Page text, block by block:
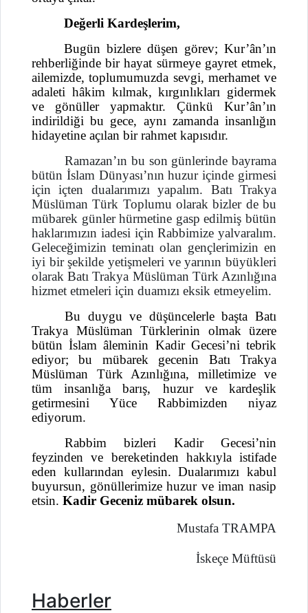
Değerli Kardeşlerim,
Bugün bizlere düşen görev; Kur’ân’ın
rehberliğinde bir hayat sürmeye gayret etmek,
ailemizde, toplumumuzda sevgi, merhamet ve
adaleti hâkim kılmak, kırgınlıkları gidermek
ve gönüller yapmaktır. Çünkü Kur’ân’ın
indirildiği bu gece, aynı zamanda insanlığın
hidayetine açılan bir rahmet kapısıdır.
Ramazan’ın bu son günlerinde bayrama
bütün İslam Dünyası’nın huzur içinde girmesi
için içten dualarımızı yapalım. Batı Trakya
Müslüman Türk Toplumu olarak bizler de bu
mübarek günler hürmetine gasp edilmiş bütün
haklarımızın iadesi için Rabbimize yalvaralım.
Geleceğimizin teminatı olan gençlerimizin en
iyi bir şekilde yetişmeleri ve yarının büyükleri
olarak Batı Trakya Müslüman Türk Azınlığına
hizmet etmeleri için duamızı eksik etmeyelim.
Bu duygu ve düşüncelerle başta Batı
Trakya Müslüman Türklerinin olmak üzere
bütün İslam âleminin Kadir Gecesi’ni tebrik
ediyor; bu mübarek gecenin Batı Trakya
Müslüman Türk Azınlığına, milletimize ve
tüm insanlığa barış, huzur ve kardeşlik
getirmesini Yüce Rabbimizden niyaz
ediyorum.
Rabbim bizleri Kadir Gecesi’nin
feyzinden ve bereketinden hakkıyla istifade
eden kullarından eylesin. Dualarımızı kabul
buyursun, gönüllerimize huzur ve iman nasip
etsin. Kadir Geceniz mübarek olsun.
Mustafa TRAMPA
İskeçe Müftüsü
Haberler